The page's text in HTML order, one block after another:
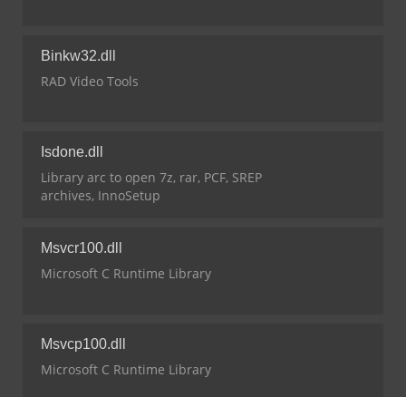
Binkw32.dll
RAD Video Tools
Isdone.dll
Library arc to open 7z, rar, PCF, SREP
archives, InnoSetup
Msvcr100.dll
Microsoft C Runtime Library
Msvcp100.dll
Microsoft C Runtime Library